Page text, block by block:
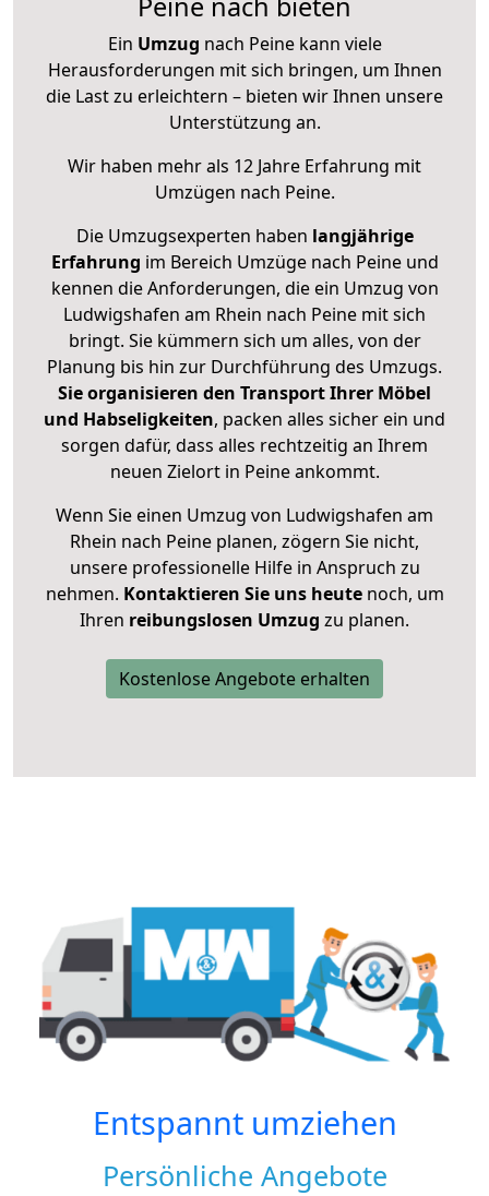
Ein Umzug nach Peine kann viele
Herausforderungen mit sich bringen, um Ihnen
die Last zu erleichtern – bieten wir Ihnen unsere
Unterstützung an.
Wir haben mehr als 12 Jahre Erfahrung mit
Umzügen nach Peine.
Die Umzugsexperten haben langjährige
Erfahrung im Bereich Umzüge nach Peine und
kennen die Anforderungen, die ein Umzug von
Ludwigshafen am Rhein nach Peine mit sich
bringt. Sie kümmern sich um alles, von der
Planung bis hin zur Durchführung des Umzugs.
Sie organisieren den Transport Ihrer Möbel
und Habseligkeiten, packen alles sicher ein und
sorgen dafür, dass alles rechtzeitig an Ihrem
neuen Zielort in Peine ankommt.
Wenn Sie einen Umzug von Ludwigshafen am
Rhein nach Peine planen, zögern Sie nicht,
unsere professionelle Hilfe in Anspruch zu
nehmen. Kontaktieren Sie uns heutenoch, um
Ihren reibungslosen Umzug zu planen.
Kostenlose Angebote erhalten
Entspannt umziehen
Persönliche Angebote